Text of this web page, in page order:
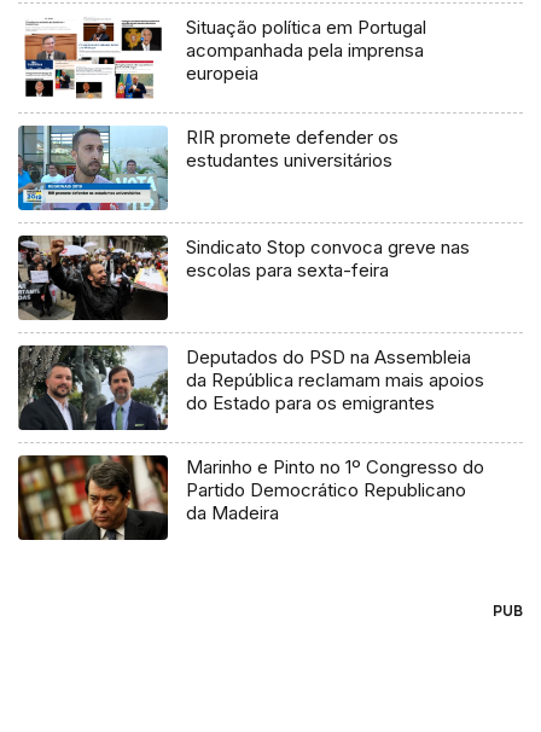
Situação política em Portugal
acompanhada pela imprensa
europeia
RIR promete defender os
estudantes universitários
Sindicato Stop convoca greve nas
escolas para sexta-feira
Deputados do PSD na Assembleia
da República reclamam mais apoios
do Estado para os emigrantes
Marinho e Pinto no 1º Congresso do
Partido Democrático Republicano
da Madeira
PUB